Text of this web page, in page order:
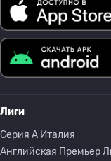
Лиги
Серия A Италия
Английская Премьер